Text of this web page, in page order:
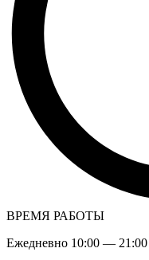
ВРЕМЯ РАБОТЫ
Ежедневно 10:00 — 21:00